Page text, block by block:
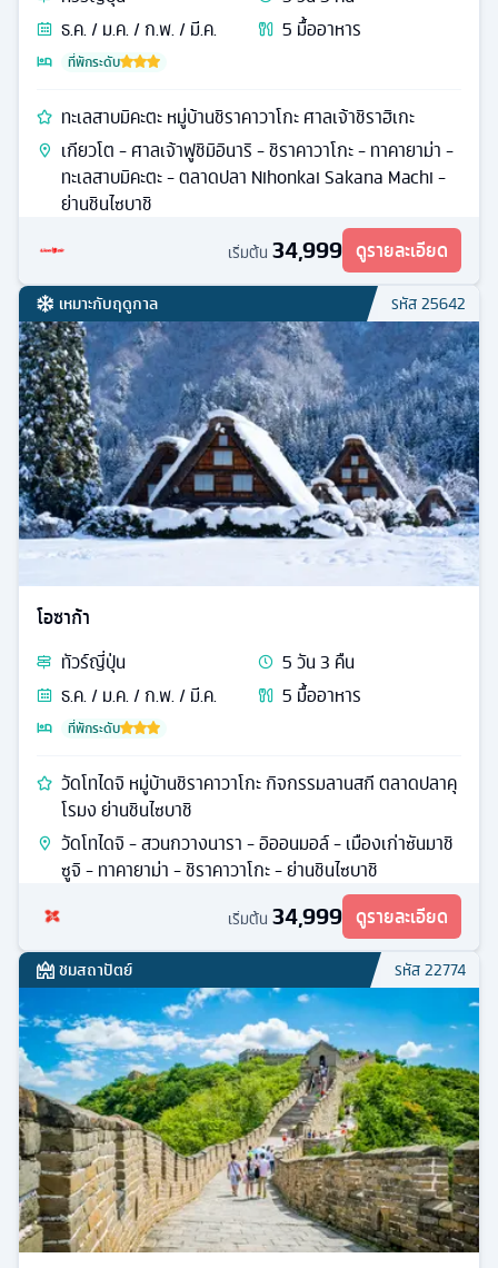
ธ.ค. / ม.ค. / ก.พ. / มี.ค.
5 มื้ออาหาร
ที่พักระดับ
ทะเลสาบมิคะตะ หมู่บ้านชิราคาวาโกะ ศาลเจ้าชิราฮิเกะ
เกียวโต - ศาลเจ้าฟูชิมิอินาริ - ชิราคาวาโกะ - ทาคายาม่า -
ทะเลสาบมิคะตะ - ตลาดปลา Nihonkai Sakana Machi -
ย่านชินไซบาชิ
เริ่มต้น 34,999 ดูรายละเอียด
เหมาะกับฤดูกาล รหัส25642
โอซาก้า
ทัวร์ญี่ปุ่น 5วัน3 คืน
ธ.ค. / ม.ค. / ก.พ. / มี.ค.
5 มื้ออาหาร
ที่พักระดับ
วัดโทไดจิ หมู่บ้านชิราคาวาโกะ กิจกรรมลานสกี ตลาดปลาคุ
โรมง ย่านชินไซบาชิ
วัดโทไดจิ - สวนกวางนารา - อิออนมอล์ - เมืองเก่าซันมาชิ
ซูจิ - ทาคายาม่า - ชิราคาวาโกะ - ย่านชินไซบาชิ
เริ่มต้น 34,999 ดูรายละเอียด
ชมสถาปัตย์ รหัส22774